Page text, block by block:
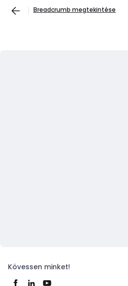
Breadcrumb megtekintése
Kövessen minket!